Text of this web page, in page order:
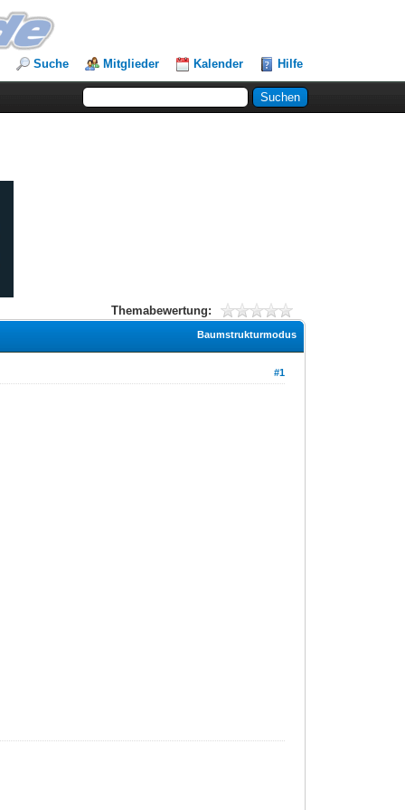
Suche Mitglieder Kalender Hilfe
Themabewertung:
Baumstrukturmodus
#1